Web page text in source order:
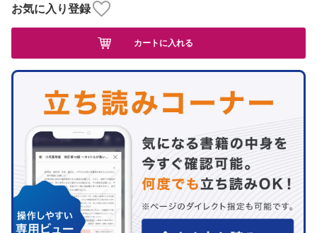
お気に入り登録
カートに入れる